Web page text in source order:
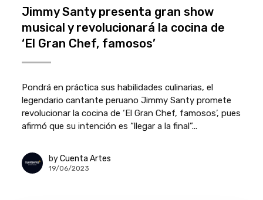
Jimmy Santy presenta gran show
musical y revolucionará la cocina de
‘El Gran Chef, famosos’
Pondrá en práctica sus habilidades culinarias, el
legendario cantante peruano Jimmy Santy promete
revolucionar la cocina de ‘El Gran Chef, famosos’, pues
afirmó que su intención es “llegar a la final”...
by Cuenta Artes
19/06/2023